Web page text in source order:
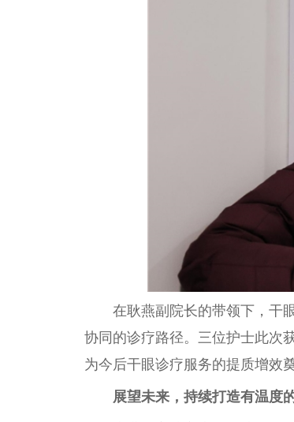
在耿燕副院长的带领下，干
协同的诊疗路径。三位护士此次
为今后干眼诊疗服务的提质增效
展望未来，持续打造有温度